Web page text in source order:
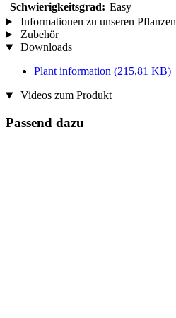
Schwierigkeitsgrad: Easy
Informationen zu unseren Pflanzen
Zubehör
Downloads
Plant information (215,81 KB)
Videos zum Produkt
Passend dazu